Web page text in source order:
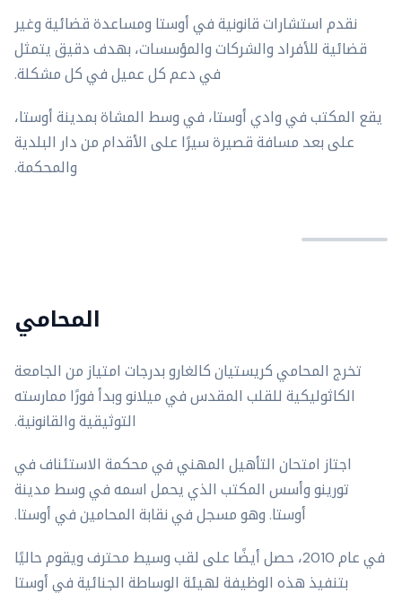
نقدم استشارات قانونية في أوستا ومساعدة قضائية وغير
قضائية للأفراد والشركات والمؤسسات، بهدف دقيق يتمثل
في دعم كل عميل في كل مشكلة.
يقع المكتب في وادي أوستا، في وسط المشاة بمدينة أوستا،
على بعد مسافة قصيرة سيرًا على الأقدام من دار البلدية
والمحكمة.
المحامي
تخرج المحامي كريستيان كالغارو بدرجات امتياز من الجامعة
الكاثوليكية للقلب المقدس في ميلانو وبدأ فورًا ممارسته
التوثيقية والقانونية.
اجتاز امتحان التأهيل المهني في محكمة الاستئناف في
تورينو وأسس المكتب الذي يحمل اسمه في وسط مدينة
أوستا. وهو مسجل في نقابة المحامين في أوستا.
في عام 2010، حصل أيضًا على لقب وسيط محترف ويقوم حاليًا
بتنفيذ هذه الوظيفة لهيئة الوساطة الجنائية في أوستا